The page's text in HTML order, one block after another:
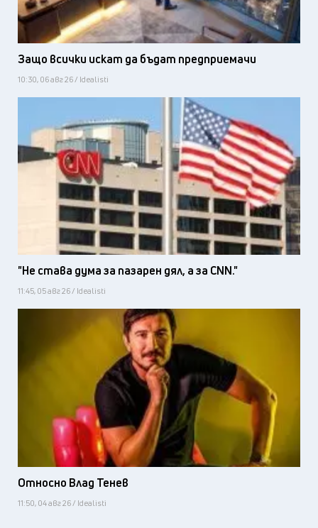
Защо всички искат да бъдат предприемачи
10:30, 06 авг 26 / Idealisti
"Не става дума за пазарен дял, а за CNN."
11:45, 05 авг 26 / Idealisti
Относно Влад Тенев
11:50, 04 авг 26 / Idealisti